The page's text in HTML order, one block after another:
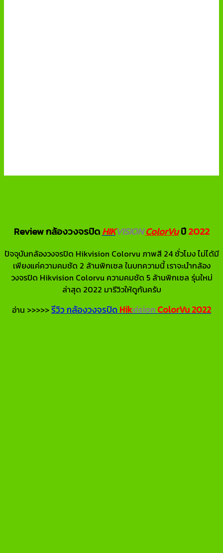
Review กล้องวงจรปิดHIKVISIONColorVuปี2022
ปัจจุบันกล้องวงจรปิด Hikvision Colorvu ภาพสี 24 ชั่วโมง ไม่ได้มี
เพียงแค่ความคมชัด 2 ล้านพิกเซล ในบทความนี้ เราจะนำกล้อง
วงจรปิด Hikvision Colorvu ความคมชัด 5 ล้านพิกเซล รุ่นใหม่
ล่าสุด 2022 มารีวิวให้ดูกันครับ
อ่าน >>>>>รีวิว กล้องวงจรปิด HikvisionColorVu2022